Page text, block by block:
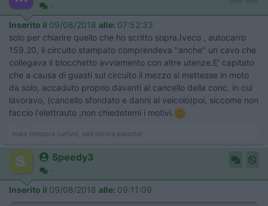
-
Inserito il 09/08/2018 alle: 07:52:33
solo per chiarire quello che ho scritto sopra.Iveco , autocarro
159.20, il circuito stampato comprendeva ''anche'' un cavo che
collegava il blocchetto avviamento con altre utenze.E' capitato
che a causa di guasti sul circuito il mezzo si mettesse in moto
da solo, accaduto proprio davanti al cancello della conc. in cui
lavoravo, (cancello sfondato e danni al veicolo)poi, siccome non
faccio l'elettrauto ,non chiedetemi i motivi.
mala tempora currunt, sed peiora parantur
Speedy3
-
Inserito il 09/08/2018 alle: 09:11:09